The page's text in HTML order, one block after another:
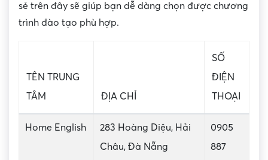
sẻ trên đây sẽ giúp bạn dễ dàng chọn được chương
trình đào tạo phù hợp.
TÊN TRUNG
TÂM
ĐỊA CHỈ
SỐ
ĐIỆN
THOẠI
Home English
283 Hoàng Diệu, Hải
Châu, Đà Nẵng
0905
887